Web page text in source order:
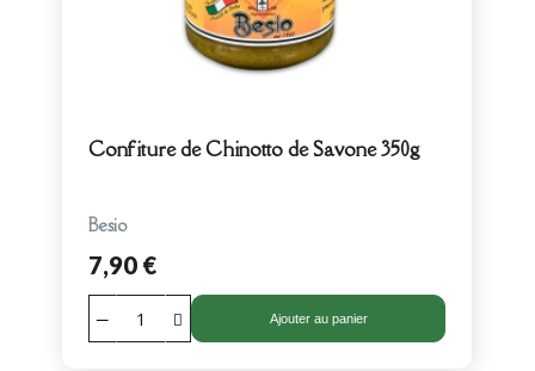
Confiture de Chinotto de Savone 350g
Besio
7,90 €
Ajouter au panier